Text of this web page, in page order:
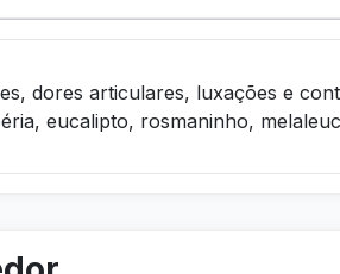
dores articulares, luxações e
eucalipto, rosmaninho,